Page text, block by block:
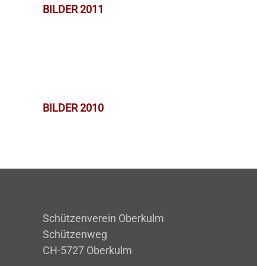
BILDER 2011
BILDER 2010
Schützenverein Oberkulm
Schützenweg
CH-5727 Oberkulm